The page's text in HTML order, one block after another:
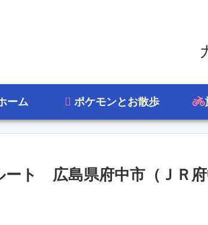
ーム ポケモンとお散歩
ート 広島県府中市（ＪＲ